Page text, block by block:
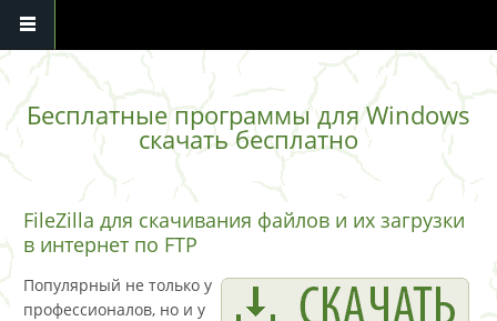
Перейти к основному содержанию
Бесплатные программы для Windows
скачать бесплатно
FileZilla для скачивания файлов и их загрузки
в интернет по FTP
Популярный не только у
профессионалов, но и у